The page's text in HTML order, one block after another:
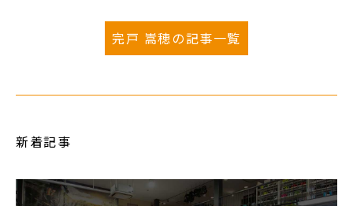
完戸 嵩穂の記事一覧
新着記事